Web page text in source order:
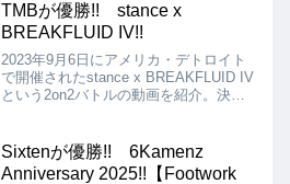
TMBが優勝!! stance x
BREAKFLUID IV!!
2023年9月6日にアメリカ・デトロイト
で開催されたstance x BREAKFLUID IV
という2on2バトルの動画を紹介。決勝
優勝!!
Sixtenが優勝!! 6Kamenz
Anniversary 2025!!【Footwork